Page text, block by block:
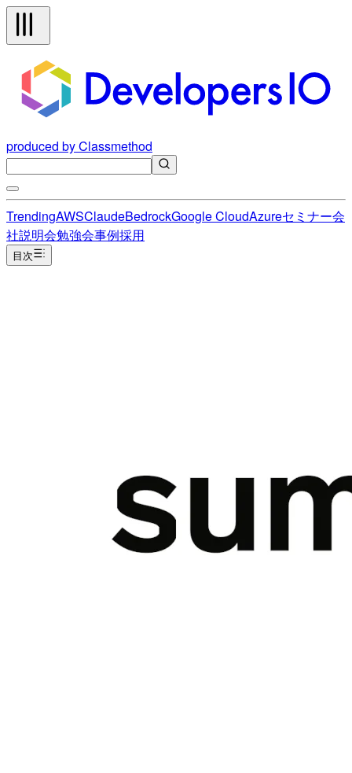
produced by Classmethod
TrendingAWSClaudeBedrockGoogle CloudAzureセミナー会
社説明会勉強会事例採用
目次